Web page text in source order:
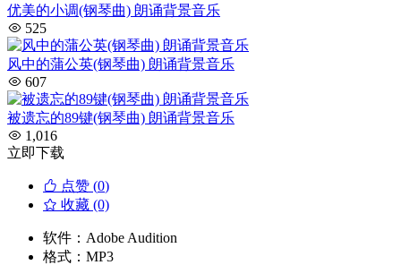
优美的小调(钢琴曲) 朗诵背景音乐
525
风中的蒲公英(钢琴曲) 朗诵背景音乐
607
被遗忘的89键(钢琴曲) 朗诵背景音乐
1,016
立即下载
点赞 (0)
收藏 (0)
软件： Adobe Audition
格式： MP3